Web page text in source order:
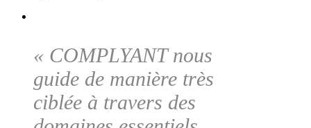
« COMPLYANT nous
guide de manière très
ciblée à travers des